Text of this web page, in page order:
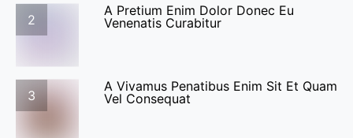
2
A Pretium Enim Dolor Donec Eu
Venenatis Curabitur
3
A Vivamus Penatibus Enim Sit Et Quam
Vel Consequat